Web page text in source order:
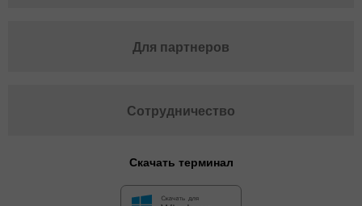
Для партнеров
Сотрудничество
Скачать терминал